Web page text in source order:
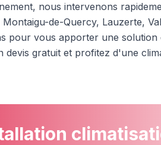
nous intervenons
de-Quercy, Lauzerte,
pour vous apporter une solution
devis gratuit et profitez d'une